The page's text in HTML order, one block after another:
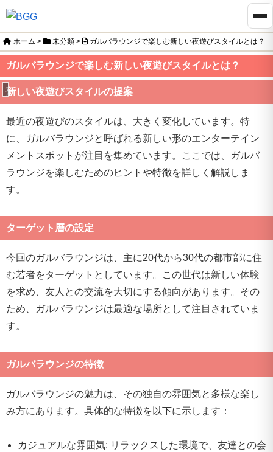
ホーム > 未分類 > ガルバラウンジで楽しむ新しい夜遊びスタイルとは？
ガルバラウンジで楽しむ新しい夜遊びスタイルとは？
未分類
新しい夜遊びスタイルの提案
最近の夜遊びのスタイルは、大きく変化しています。特
に、ガルバラウンジと呼ばれる新しい形のエンターテイン
メントスポットが注目を集めています。ここでは、ガルバ
ラウンジを楽しむためのヒントや特徴を詳しく解説しま
す。
ターゲット層の設定
今回のガルバラウンジは、主に20代から30代の都市部に住
む若者をターゲットとしています。この世代は新しい体験
を求め、友人との交流を大切にする傾向があります。その
ため、ガルバラウンジは最適な場所として注目されていま
す。
ガルバラウンジの特徴
ガルバラウンジの魅力は、その独自の雰囲気と多様な楽し
み方にあります。具体的な特徴を以下に示します：
カジュアルな雰囲気: リラックスした環境で、友達との会